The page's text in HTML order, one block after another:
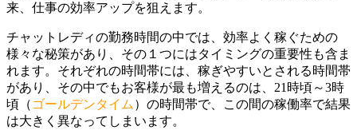
来、仕事の効率アップを狙えます。
チャットレディの勤務時間の中では、効率よく稼ぐための
様々な秘策があり、その１つにはタイミングの重要性も含ま
れます。それぞれの時間帯には、稼ぎやすいとされる時間帯
があり、その中でもお客様が最も増えるのは、21時頃～3時
頃（ ゴールデンタイム）の時間帯で、この間の稼働率で結果
は大きく異なってしまいます。